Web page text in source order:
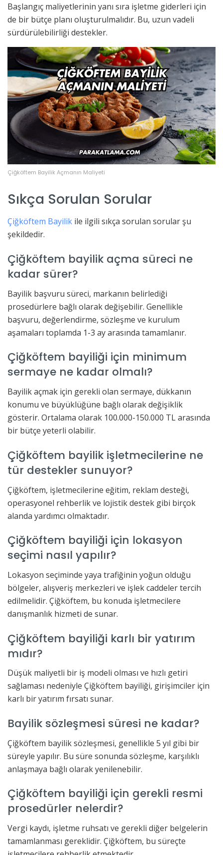
Başlangıç maliyetlerinin yanı sıra işletme giderleri için
de bir bütçe planı oluşturulmalıdır. Bu, uzun vadeli
sürdürülebilirliği destekler.
Çiğköftem Bayilik Açmanın Maliyeti
Sıkça Sorulan Sorular
Çiğköftem Bayilik ile ilgili sıkça sorulan sorular şu
şekildedir.
Çiğköftem bayilik açma süreci ne
kadar sürer?
Bayilik başvuru süreci, markanın belirlediği
prosedürlere bağlı olarak değişebilir. Genellikle
başvuru, değerlendirme, sözleşme ve kurulum
aşamaları toplamda 1-3 ay arasında tamamlanır.
Çiğköftem bayiliği için minimum
sermaye ne kadar olmalı?
Bayilik açmak için gerekli olan sermaye, dükkanın
konumu ve büyüklüğüne bağlı olarak değişiklik
gösterir. Ortalama olarak 100.000-150.000 TL arasında
bir bütçe yeterli olabilir.
Çiğköftem bayilik işletmecilerine ne
tür destekler sunuyor?
Çiğköftem, işletmecilerine eğitim, reklam desteği,
operasyonel rehberlik ve lojistik destek gibi birçok
alanda yardımcı olmaktadır.
Çiğköftem bayiliği için lokasyon
seçimi nasıl yapılır?
Lokasyon seçiminde yaya trafiğinin yoğun olduğu
bölgeler, alışveriş merkezleri ve işlek caddeler tercih
edilmelidir. Çiğköftem, bu konuda işletmecilere
danışmanlık hizmeti de sunar.
Çiğköftem bayiliği karlı bir yatırım
mıdır?
Düşük maliyetli bir iş modeli olması ve hızlı getiri
sağlaması nedeniyle Çiğköftem bayiliği, girişimciler için
karlı bir yatırım fırsatı sunar.
Bayilik sözleşmesi süresi ne kadar?
Çiğköftem bayilik sözleşmesi, genellikle 5 yıl gibi bir
süreyle yapılır. Bu süre sonunda sözleşme, karşılıklı
anlaşmaya bağlı olarak yenilenebilir.
Çiğköftem bayiliği için gerekli resmi
prosedürler nelerdir?
Vergi kaydı, işletme ruhsatı ve gerekli diğer belgelerin
tamamlanması gereklidir. Çiğköftem, bu süreçte